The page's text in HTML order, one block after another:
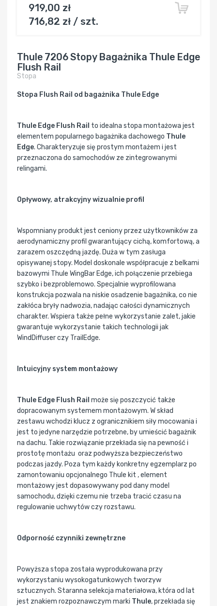
919,00 zł
716,82 zł / szt.
Thule 7206 Stopy Bagażnika Thule Edge
Flush Rail
Stopa
Stopa Flush Rail od bagażnika Thule Edge
Thule Edge Flush Rail to idealna stopa montażowa jest
elementem popularnego bagażnika dachowego Thule
Edge. Charakteryzuje się prostym montażem i jest
przeznaczona do samochodów ze zintegrowanymi
relingami.
Opływowy, atrakcyjny wizualnie profil
Wspomniany produkt jest ceniony przez użytkowników za
aerodynamiczny profil gwarantujący cichą, komfortową, a
zarazem oszczędną jazdę. Duża w tym zasługa
opisywanej stopy. Model doskonale współpracuje z belkami
bazowymi Thule WingBar Edge, ich połączenie przebiega
szybko i bezproblemowo. Specjalnie wyprofilowana
konstrukcja pozwala na niskie osadzenie bagażnika, co nie
zakłóca bryły nadwozia, nadając całości dynamicznych
charakter. Wspiera także pełne wykorzystanie zalet, jakie
gwarantuje wykorzystanie takich technologii jak
WindDiffuser czy TrailEdge.
Intuicyjny system montażowy
Thule Edge Flush Rail może się poszczycić także
dopracowanym systemem montażowym. W skład
zestawu wchodzi klucz z ogranicznikiem siły mocowania i
jest to jedyne narzędzie potrzebne, by umieścić bagażnik
na dachu. Takie rozwiązanie przekłada się na pewność i
prostotę montażu oraz podwyższa bezpieczeństwo
podczas jazdy. Poza tym każdy konkretny egzemplarz po
zamontowaniu opcjonalnego Thule kit , element
montażowy jest dopasowywany pod dany model
samochodu, dzięki czemu nie trzeba tracić czasu na
regulowanie uchwytów czy rozstawu.
Odporność czynniki zewnętrzne
Powyższa stopa została wyprodukowana przy
wykorzystaniu wysokogatunkowych tworzyw
sztucznych. Staranna selekcja materiałowa, która od lat
jest znakiem rozpoznawczym marki Thule, przekłada się